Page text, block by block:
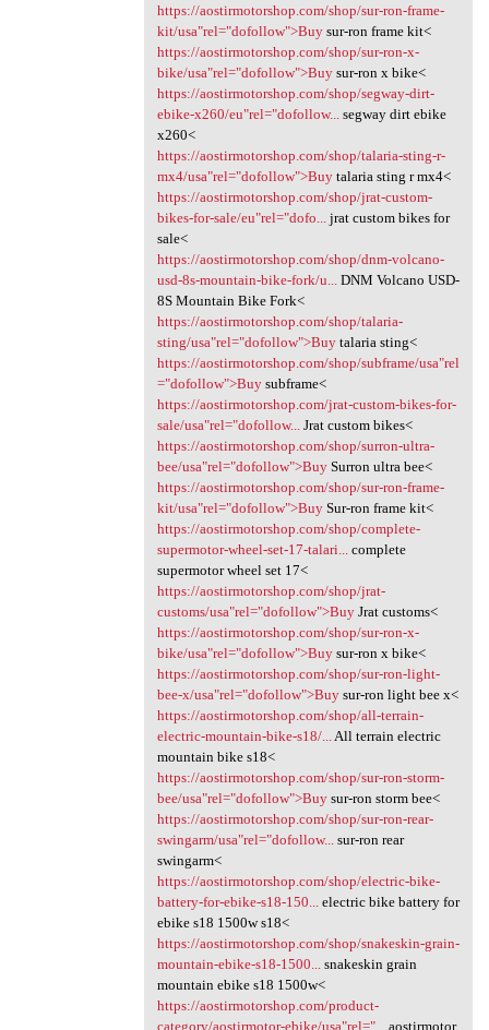
https://aostirmotorshop.com/shop/sur-ron-frame-
kit/usa"rel="dofollow">Buysur-ron frame kit<
https://aostirmotorshop.com/shop/sur-ron-x-
bike/usa"rel="dofollow">Buysur-ron x bike<
https://aostirmotorshop.com/shop/segway-dirt-
ebike-x260/eu"rel="dofollow...segway dirt ebike
x260<
https://aostirmotorshop.com/shop/talaria-sting-r-
mx4/usa"rel="dofollow">Buytalaria sting r mx4<
https://aostirmotorshop.com/shop/jrat-custom-
bikes-for-sale/eu"rel="dofo...jrat custom bikes for
sale<
https://aostirmotorshop.com/shop/dnm-volcano-
usd-8s-mountain-bike-fork/u...DNM Volcano USD-
8S Mountain Bike Fork<
https://aostirmotorshop.com/shop/talaria-
sting/usa"rel="dofollow">Buytalaria sting<
https://aostirmotorshop.com/shop/subframe/usa"rel
="dofollow">Buysubframe<
https://aostirmotorshop.com/jrat-custom-bikes-for-
sale/usa"rel="dofollow...Jrat custom bikes<
https://aostirmotorshop.com/shop/surron-ultra-
bee/usa"rel="dofollow">BuySurron ultra bee<
https://aostirmotorshop.com/shop/sur-ron-frame-
kit/usa"rel="dofollow">BuySur-ron frame kit<
https://aostirmotorshop.com/shop/complete-
supermotor-wheel-set-17-talari...complete
supermotor wheel set 17<
https://aostirmotorshop.com/shop/jrat-
customs/usa"rel="dofollow">BuyJrat customs<
https://aostirmotorshop.com/shop/sur-ron-x-
bike/usa"rel="dofollow">Buysur-ron x bike<
https://aostirmotorshop.com/shop/sur-ron-light-
bee-x/usa"rel="dofollow">Buysur-ron light bee x<
https://aostirmotorshop.com/shop/all-terrain-
electric-mountain-bike-s18/...All terrain electric
mountain bike s18<
https://aostirmotorshop.com/shop/sur-ron-storm-
bee/usa"rel="dofollow">Buysur-ron storm bee<
https://aostirmotorshop.com/shop/sur-ron-rear-
swingarm/usa"rel="dofollow...sur-ron rear
swingarm<
https://aostirmotorshop.com/shop/electric-bike-
battery-for-ebike-s18-150...electric bike battery for
ebike s18 1500w s18<
https://aostirmotorshop.com/shop/snakeskin-grain-
mountain-ebike-s18-1500...snakeskin grain
mountain ebike s18 1500w<
https://aostirmotorshop.com/product-
category/aostirmotor-ebike/usa"rel="...
aostirmotor